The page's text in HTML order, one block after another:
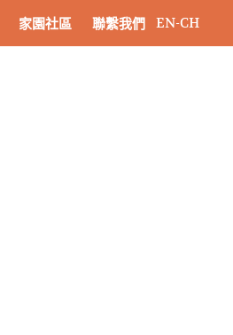
家園社區 聯繫我們 EN-CH